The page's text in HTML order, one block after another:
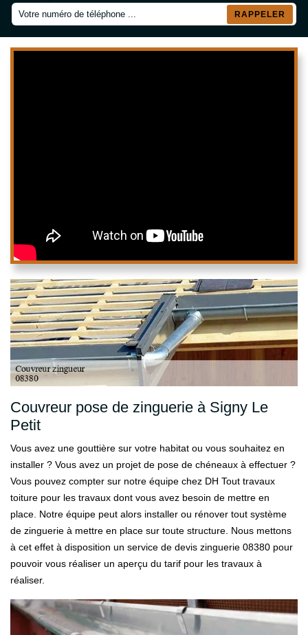
Couvreur pose de zinguerie à Signy Le
Petit
Vous avez une gouttière sur votre habitat ou vous souhaitez en
installer ? Vous avez un projet de pose de chéneaux à effectuer ?
Vous pouvez compter sur notre équipe chez DH Tout travaux
toiture pour les travaux dont vous avez besoin de mettre en
place. Notre équipe peut alors installer ou rénover tout système
de zinguerie à mettre en place sur toute structure. Nous mettons
à cet effet à disposition un service de devis zinguerie 08380 pour
pouvoir vous réaliser un aperçu du tarif pour les travaux à
réaliser.